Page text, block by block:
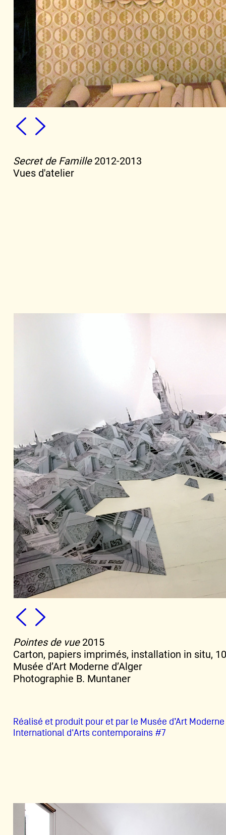
Secret de Famille2012-2013
Vues d'atelier
Pointes de vue2015
Carton, papiers imprimés, installation in situ,
Musée d’Art Moderne d’Alger
Photographie B. Muntaner
Réalisé et produit pour et par le Musée d’Art
International d'Arts contemporains #7